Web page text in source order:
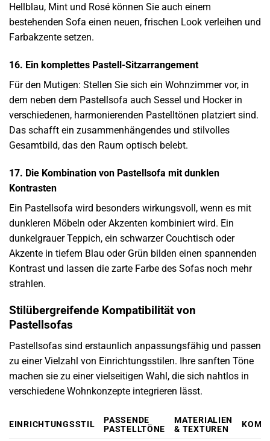
Hellblau, Mint und Rosé können Sie auch einem
bestehenden Sofa einen neuen, frischen Look verleihen und
Farbakzente setzen.
16. Ein komplettes Pastell-Sitzarrangement
Für den Mutigen: Stellen Sie sich ein Wohnzimmer vor, in
dem neben dem Pastellsofa auch Sessel und Hocker in
verschiedenen, harmonierenden Pastelltönen platziert sind.
Das schafft ein zusammenhängendes und stilvolles
Gesamtbild, das den Raum optisch belebt.
17. Die Kombination von Pastellsofa mit dunklen
Kontrasten
Ein Pastellsofa wird besonders wirkungsvoll, wenn es mit
dunkleren Möbeln oder Akzenten kombiniert wird. Ein
dunkelgrauer Teppich, ein schwarzer Couchtisch oder
Akzente in tiefem Blau oder Grün bilden einen spannenden
Kontrast und lassen die zarte Farbe des Sofas noch mehr
strahlen.
Stilübergreifende Kompatibilität von
Pastellsofas
Pastellsofas sind erstaunlich anpassungsfähig und passen
zu einer Vielzahl von Einrichtungsstilen. Ihre sanften Töne
machen sie zu einer vielseitigen Wahl, die sich nahtlos in
verschiedene Wohnkonzepte integrieren lässt.
EINRICHTUNGSSTIL
PASSENDE
PASTELLTÖNE
MATERIALIEN
& TEXTUREN